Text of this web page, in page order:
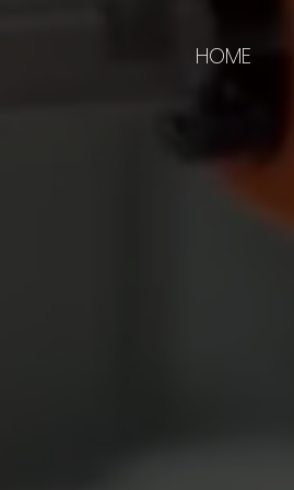
HOME